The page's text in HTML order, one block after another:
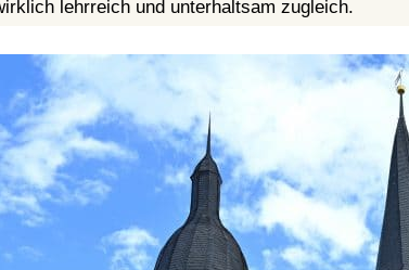
lehrreich und unterhaltsam zugleich.